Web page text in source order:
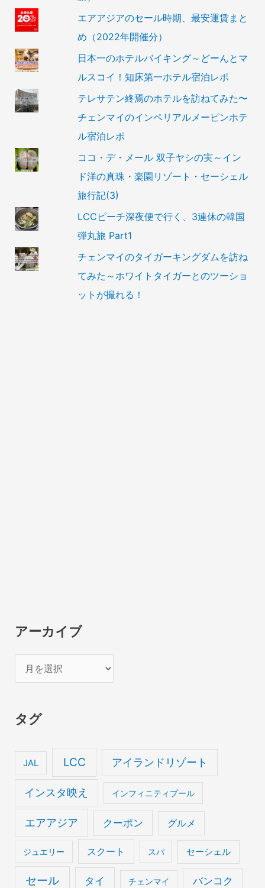
エアアジアのセール時期、最安運賃まと
め（2022年開催分）
日本一のホテルバイキング～どーんとマ
ルスコイ！知床第一ホテル宿泊レポ
テレサテン終焉のホテルを訪ねてみた〜
チェンマイのインペリアルメーピンホテ
ル宿泊レポ
ココ・デ・メール 双子ヤシの実～イン
ド洋の真珠・楽園リゾート・セーシェル
旅行記(3)
LCCピーチ深夜便で行く、3連休の韓国
弾丸旅 Part1
チェンマイのタイガーキングダムを訪ね
てみた～ホワイトタイガーとのツーショ
ットが撮れる！
アーカイブ
ー
イ
タグ
JAL LCC アイランドリゾート
インスタ映え インフィニティプール
エアアジア クーポン グルメ
ジュエリー スクート スパ セーシェル
セール タイ チェンマイ バンコク